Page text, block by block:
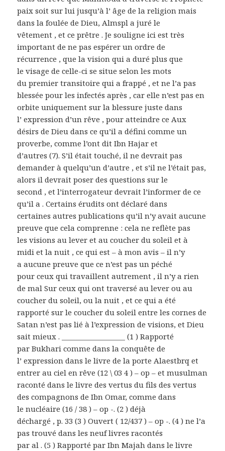
paix soit sur lui jusqu’à l’ âge de la religion mais
dans la foulée de Dieu, Almspl a juré le
vêtement , et ce prêtre . Je souligne ici est très
important de ne pas espérer un ordre de
récurrence , que la vision qui a duré plus que
le visage de celle-ci se situe selon les mots
du premier transitoire qui a frappé , et ne l’a pas
blessée pour les infectés après , car elle n’est pas en
orbite uniquement sur la blessure juste dans
l’ expression d’un rêve , pour atteindre ce Aux
désirs de Dieu dans ce qu’il a défini comme un
proverbe, comme l’ont dit Ibn Hajar et
d’autres (7). S’il était touché, il ne devrait pas
demander à quelqu’un d’autre , et s’il ne l’était pas,
alors il devrait poser des questions sur le
second , et l’interrogateur devrait l’informer de ce
qu’il a . Certains érudits ont déclaré dans
certaines autres publications qu’il n’y avait aucune
preuve que cela comprenne : cela ne reflète pas
les visions au lever et au coucher du soleil et à
midi et la nuit , ce qui est – à mon avis – il n’y
a aucune preuve que ce n’est pas un péché
pour ceux qui travaillent autrement , il n’y a rien
de mal Sur ceux qui ont traversé au lever ou au
coucher du soleil, ou la nuit , et ce qui a été
rapporté sur le coucher du soleil entre les cornes de
Satan n’est pas lié à l’expression de visions, et Dieu
sait mieux . __________________ (1 ) Rapporté
par Bukhari comme dans la conquête de
l’ expression dans le livre de la porte Alaestbrq et
entrer au ciel en rêve (12 \ 03 4 ) – op – et musulman
raconté dans le livre des vertus du fils des vertus
des compagnons de Ibn Omar, comme dans
le nucléaire (16 / 38 ) – op -. (2 ) déjà
déchargé , p. 33 (3 ) Ouvert ( 12/437 ) – op -. (4 ) ne l’a
pas trouvé dans les neuf livres racontés
par al . (5 ) Rapporté par Ibn Majah dans le livre